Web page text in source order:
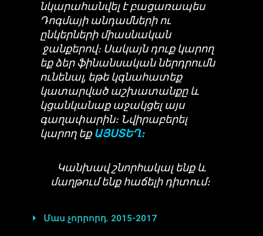
նկարահանվել է բացառապես
Դոգմայի անդամների ու
ընկերների միասնական
ջանքերով։ Սակայն դուք կարող
եք ձեր ֆինանսական ներդրումն
ունենալ, եթե կգնահատեք
կատարված աշխատանքը և
կցանկանաք աջակցել այս
գաղափարին։ Նվիրաբերել
կարող եք ԱՅՍՏԵՂ։
Կանխավ շնորհակալ ենք և
մաղթում ենք հաճելի դիտում։
Մաս չորրորդ. 2015-2017